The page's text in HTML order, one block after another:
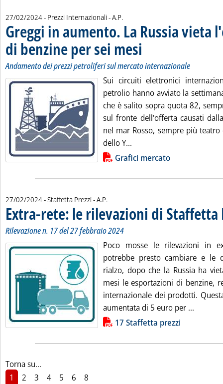
27/02/2024- Prezzi Internazionali -di:
A.P.
Greggi in aumento. La Russia vieta
di benzine per sei mesi
Andamento dei prezzi petroliferi sul mercato internazionale
Sui circuiti elettronici
petrolio hanno avviato la
che è salito sopra quota 82,
sul fronte dell'offerta causati
nel mar Rosso, sempre più
dello Y...
Lista allegati PDF alla notiziaGrafici mercato
27/02/2024- Staffetta Prezzi -di:
A.P.
Extra-rete: le rilevazioni di Staffetta
Rilevazione n. 17 del 27 febbraio 2024
Poco mosse le rilevazioni in
potrebbe presto cambiare e le
rialzo, dopo che la Russia ha
mesi le esportazioni di benzine,
internazionale dei prodotti.
aumentata di 5 euro per ...
Lista allegati PDF alla notizia17 Staffetta prezzi
Torna su...
1
2 3 4 5 6 8